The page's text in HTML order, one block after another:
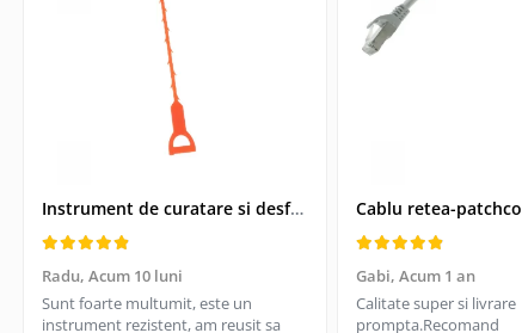
Huse si protectii pentru Apple iPad
10.9 (gen 10, 2022)
Huse si protectii pentru Apple iPad
Huse si protectii pentru Apple iPad
Galaxy Tab A9
Huse si protectii pentru Samsung
Galaxy Tab A9+
Tastatura tableta
Accesorii Televizoare
Instrument de curatare si desfundare coloane de scurgeri, Drain Cleaner, lungime 51 cm
Radu, Acum 10 luni
Sunt foarte multumit, este un
instrument rezistent, am reusit sa
Gabi, Acum 1 an
Calitate super si livrare
prompta.Recomand